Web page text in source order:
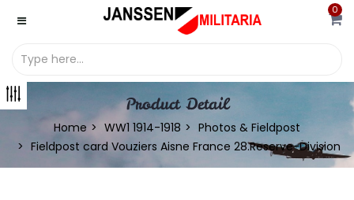
0
Product Detail
Home WW1 1914-1918
Photos & Fieldpost
Fieldpost card Vouziers Aisne France 28.Reserve-Division